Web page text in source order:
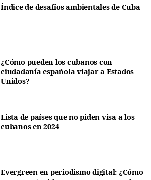
Índice de desafíos ambientales de Cuba
¿Cómo pueden los cubanos con
ciudadanía española viajar a Estados
Unidos?
Lista de países que no piden visa a los
cubanos en 2024
Evergreen en periodismo digital: ¿Cómo